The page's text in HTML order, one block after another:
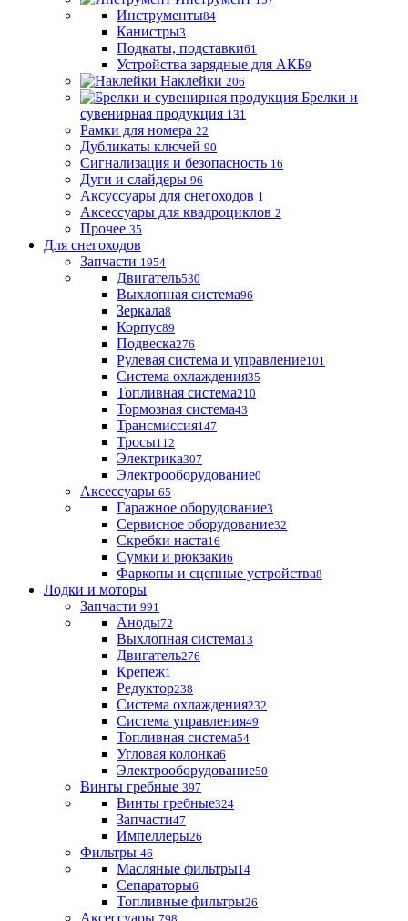
Инструменты84
Канистры3
Подкаты, подставки61
Устройства зарядные для АКБ9
Наклейки 206
Брелки и
сувенирная продукция 131
Рамки для номера 22
Дубликаты ключей 90
Сигнализация и безопасность 16
Дуги и слайдеры 96
Аксуссуары для снегоходов 1
Аксессуары для квадроциклов 2
Прочее 35
Для снегоходов
Запчасти 1954
Двигатель530
Выхлопная система96
Зеркала8
Корпус89
Подвеска276
Рулевая система и управление101
Система охлаждения35
Топливная система210
Тормозная система43
Трансмиссия147
Тросы112
Электрика307
Электрооборудование0
Аксессуары 65
Гаражное оборудование3
Сервисное оборудование32
Скребки наста16
Сумки и рюкзаки6
Фаркопы и сцепные устройства8
Лодки и моторы
Запчасти 991
Аноды72
Выхлопная система13
Двигатель276
Крепеж1
Редуктор238
Система охлаждения232
Система управления49
Топливная система54
Угловая колонка6
Электрооборудование50
Винты гребные 397
Винты гребные324
Запчасти47
Импеллеры26
Фильтры 46
Масляные фильтры14
Сепараторы6
Топливные фильтры26
Аксессуары